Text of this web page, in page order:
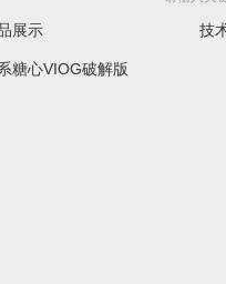
展示
技
糖心VIOG破解版